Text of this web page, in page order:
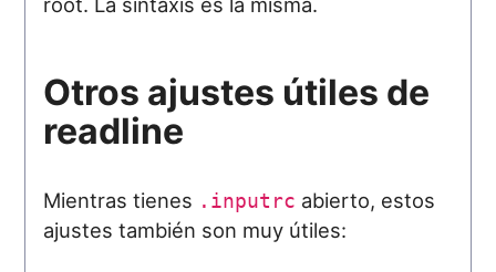
Otros ajustes útiles de
readline
Mientras tienes .inputrc abierto, estos
ajustes también son muy útiles: